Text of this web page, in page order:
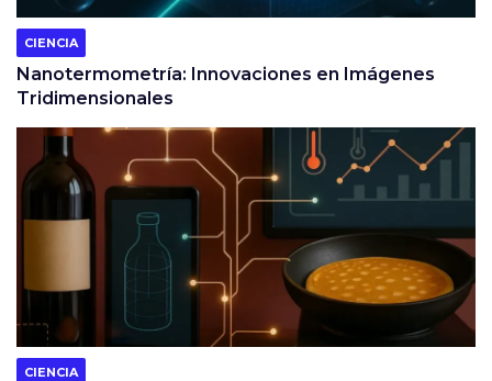
CIENCIA
Nanotermometría: Innovaciones en Imágenes
Tridimensionales
CIENCIA